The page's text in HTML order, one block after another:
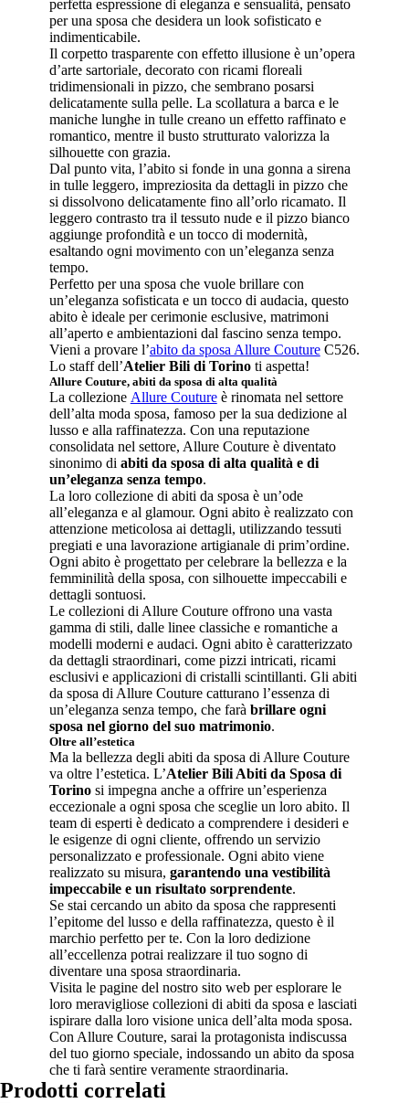
perfetta espressione di eleganza e sensualità, pensato
per una sposa che desidera un look sofisticato e
indimenticabile.
Il corpetto trasparente con effetto illusione è un’opera
d’arte sartoriale, decorato con ricami floreali
tridimensionali in pizzo, che sembrano posarsi
delicatamente sulla pelle. La scollatura a barca e le
maniche lunghe in tulle creano un effetto raffinato e
romantico, mentre il busto strutturato valorizza la
silhouette con grazia.
Dal punto vita, l’abito si fonde in una gonna a sirena
in tulle leggero, impreziosita da dettagli in pizzo che
si dissolvono delicatamente fino all’orlo ricamato. Il
leggero contrasto tra il tessuto nude e il pizzo bianco
aggiunge profondità e un tocco di modernità,
esaltando ogni movimento con un’eleganza senza
tempo.
Perfetto per una sposa che vuole brillare con
un’eleganza sofisticata e un tocco di audacia, questo
abito è ideale per cerimonie esclusive, matrimoni
all’aperto e ambientazioni dal fascino senza tempo.
Vieni a provare l’abito da sposa Allure CoutureC526.
Lo staff dell’Atelier Bili di Torinoti aspetta!
Allure Couture, abiti da sposa di alta qualità
La collezione Allure Coutureè rinomata nel settore
dell’alta moda sposa, famoso per la sua dedizione al
lusso e alla raffinatezza. Con una reputazione
consolidata nel settore, Allure Couture è diventato
sinonimo di abiti da sposa di alta qualità e di
un’eleganza senza tempo.
La loro collezione di abiti da sposa è un’ode
all’eleganza e al glamour. Ogni abito è realizzato con
attenzione meticolosa ai dettagli, utilizzando tessuti
pregiati e una lavorazione artigianale di prim’ordine.
Ogni abito è progettato per celebrare la bellezza e la
femminilità della sposa, con silhouette impeccabili e
dettagli sontuosi.
Le collezioni di Allure Couture offrono una vasta
gamma di stili, dalle linee classiche e romantiche a
modelli moderni e audaci. Ogni abito è caratterizzato
da dettagli straordinari, come pizzi intricati, ricami
esclusivi e applicazioni di cristalli scintillanti. Gli abiti
da sposa di Allure Couture catturano l’essenza di
un’eleganza senza tempo, che farà brillare ogni
sposa nel giorno del suo matrimonio.
Oltre all’estetica
Ma la bellezza degli abiti da sposa di Allure Couture
va oltre l’estetica. L’Atelier Bili Abiti da Sposa di
Torinosi impegna anche a offrire un’esperienza
eccezionale a ogni sposa che sceglie un loro abito. Il
team di esperti è dedicato a comprendere i desideri e
le esigenze di ogni cliente, offrendo un servizio
personalizzato e professionale. Ogni abito viene
realizzato su misura, garantendo una vestibilità
impeccabile e un risultato sorprendente.
Se stai cercando un abito da sposa che rappresenti
l’epitome del lusso e della raffinatezza, questo è il
marchio perfetto per te. Con la loro dedizione
all’eccellenza potrai realizzare il tuo sogno di
diventare una sposa straordinaria.
Visita le pagine del nostro sito web per esplorare le
loro meravigliose collezioni di abiti da sposa e lasciati
ispirare dalla loro visione unica dell’alta moda sposa.
Con Allure Couture, sarai la protagonista indiscussa
del tuo giorno speciale, indossando un abito da sposa
che ti farà sentire veramente straordinaria.
Prodotti correlati